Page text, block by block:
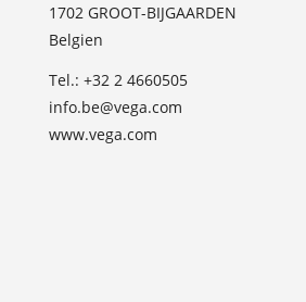
1702 GROOT-BIJGAARDEN
Belgien
Tel.: +32 2 4660505
info.be@vega.com
www.vega.com